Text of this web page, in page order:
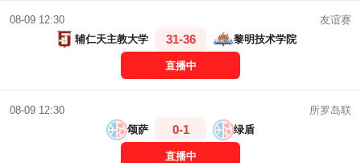
08-09 12:30
友谊赛
辅仁天主教大学
31-36 黎明技术学院
直播中
08-09 12:30
所罗岛联
颂萨
0-1 绿盾
直播中